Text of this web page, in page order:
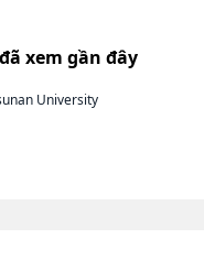
xem gần đây
University